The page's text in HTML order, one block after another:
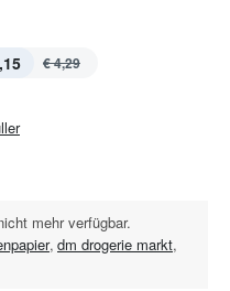
€ 4,29
mehr verfügbar.
, dm drogerie markt,